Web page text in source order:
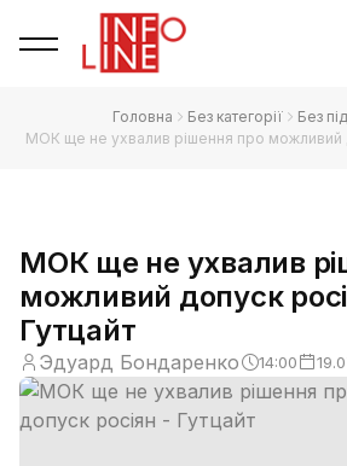
Головна Без категорії
Без
МОК ще не ухвалив рішення про можливий
МОК ще не ухвалив
можливий допуск
Гутцайт
Эдуард Бондаренко 14:00